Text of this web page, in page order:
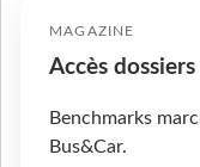
MAGAZINE
Accès dossiers
Benchmarks
Bus&Car.